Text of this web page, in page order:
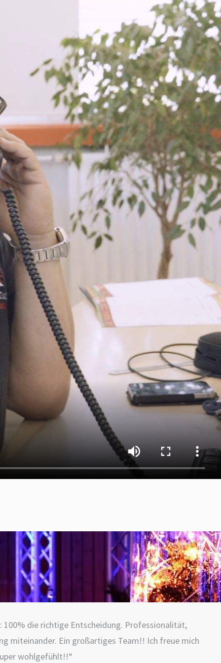
100% die richtige Entscheidung. Professionalität,
miteinander. Ein großartiges Team!! Ich freue mich
wohlgefühlt!!“